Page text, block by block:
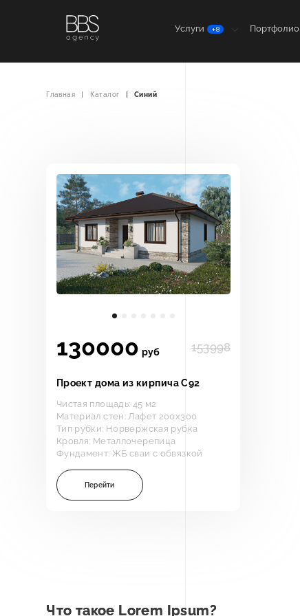
Услуги +8 Портфолио
Главная Каталог Синий
130000 руб 153998
Проект дома из кирпича С92
Чистая площадь: 45 м2
Материал стен: Лафет 200х300
Тип рубки: Норвержская рубка
Кровля: Металлочерепица
Фундамент: ЖБ сваи с обвязкой
Перейти
Что такое Lorem Ipsum?